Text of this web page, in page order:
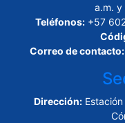
a.m. y
Teléfonos: +57
Correo de contacto:
Dirección: